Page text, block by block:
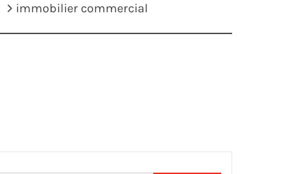
immobilier commercial